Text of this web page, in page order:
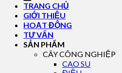
TRANG CHỦ
GIỚI THIỆU
HOẠT ĐỘNG
TƯ VẤN
SẢN PHẨM
CÂY CÔNG NGHIỆP
CAO SU